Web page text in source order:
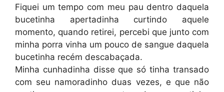
Fiquei um tempo com meu pau dentro daquela
bucetinha apertadinha curtindo aquele
momento, quando retirei, percebi que junto com
minha porra vinha um pouco de sangue daquela
bucetinha recém descabaçada.
Minha cunhadinha disse que só tinha transado
com seu namoradinho duas vezes, e que não